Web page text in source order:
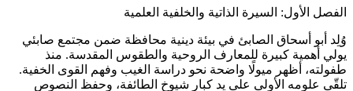
الفصل الأول: السيرة الذاتية والخلفية العلمية
وُلِد أبو أسحاق الصابئ في بيئة دينية محافظة ضمن مجتمع صابئي
يولي أهمية كبيرة للمعارف الروحية والطقوس المقدسة. منذ
طفولته، أظهر ميولًا واضحة نحو دراسة الغيب وفهم القوى الخفية.
تلقّى علومه الأولى على يد كبار شيوخ الطائفة، وحفظ النصوص